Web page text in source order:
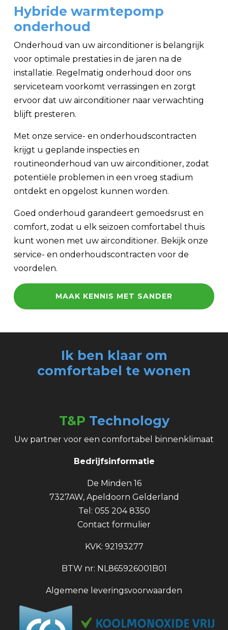
Hybride warmtepomp
onderhoud
Onderhoud van uw airconditioner is belangrijk
voor optimale prestaties in de jaren na de
installatie. Regelmatig onderhoud door ons
serviceteam voorkomt verrassingen en zorgt
ervoor dat uw airconditioner naar verwachting
blijft presteren.
Met onze service- en onderhoudscontracten
krijgt u geplande inspecties en
routineonderhoud van uw airconditioner, zodat
potentiële problemen in een vroeg stadium
ontdekt en opgelost kunnen worden.
Goed onderhoud garandeert gemoedsrust en
comfort, zodat u elk seizoen comfortabel thuis
kunt wonen met uw airconditioner. Bekijk onze
service- en onderhoudscontracten voor de
voordelen.
MAAK KENNIS MET SANDER
Ik ben klaar om
comfortabel te wonen
T&P Technology
Uw partner voor een comfortabel binnenklimaat
Bedrijfsinformatie
De Minden 16
7327AW, Apeldoorn Gelderland
Tel: 055 204 8350
Contact formulier
KVK: 92193277
BTW nr: NL865926001B01
Algemene leveringsvoorwaarden